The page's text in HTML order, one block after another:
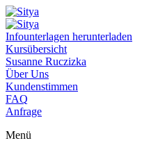
Infounterlagen herunterladen
Kursübersicht
Susanne Ruczizka
Über Uns
Kundenstimmen
FAQ
Anfrage
Menü